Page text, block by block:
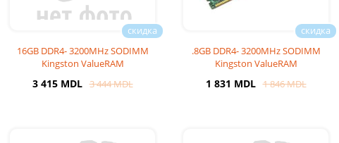
16GB DDR4- 3200MHz SODIMM
Kingston ValueRAM
3 415 MDL 3 444 MDL
.8GB DDR4- 3200MHz SODIMM
Kingston ValueRAM
1 831 MDL 1 846 MDL